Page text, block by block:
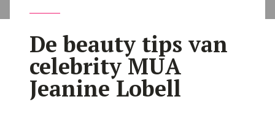
De beauty tips van
celebrity MUA
Jeanine Lobell